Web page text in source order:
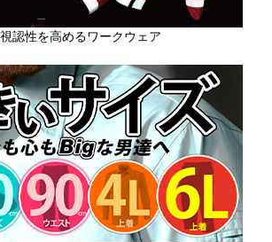
認性を高めるワークウェア